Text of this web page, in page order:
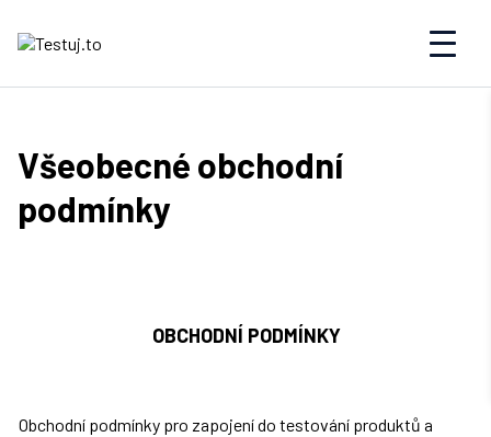
Všeobecné obchodní
podmínky
OBCHODNÍ PODMÍNKY
Obchodní podmínky pro zapojení do testování produktů a